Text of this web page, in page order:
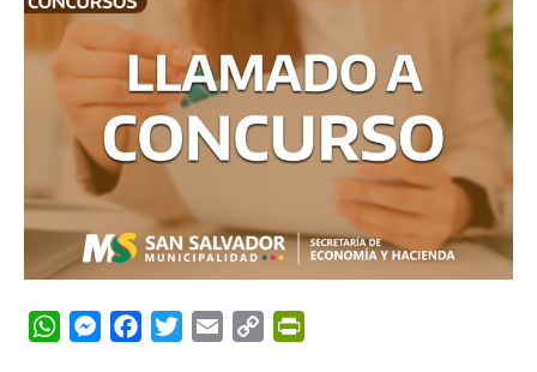
WhatsApp
Messenger
FacebookTwitterEmail Copy